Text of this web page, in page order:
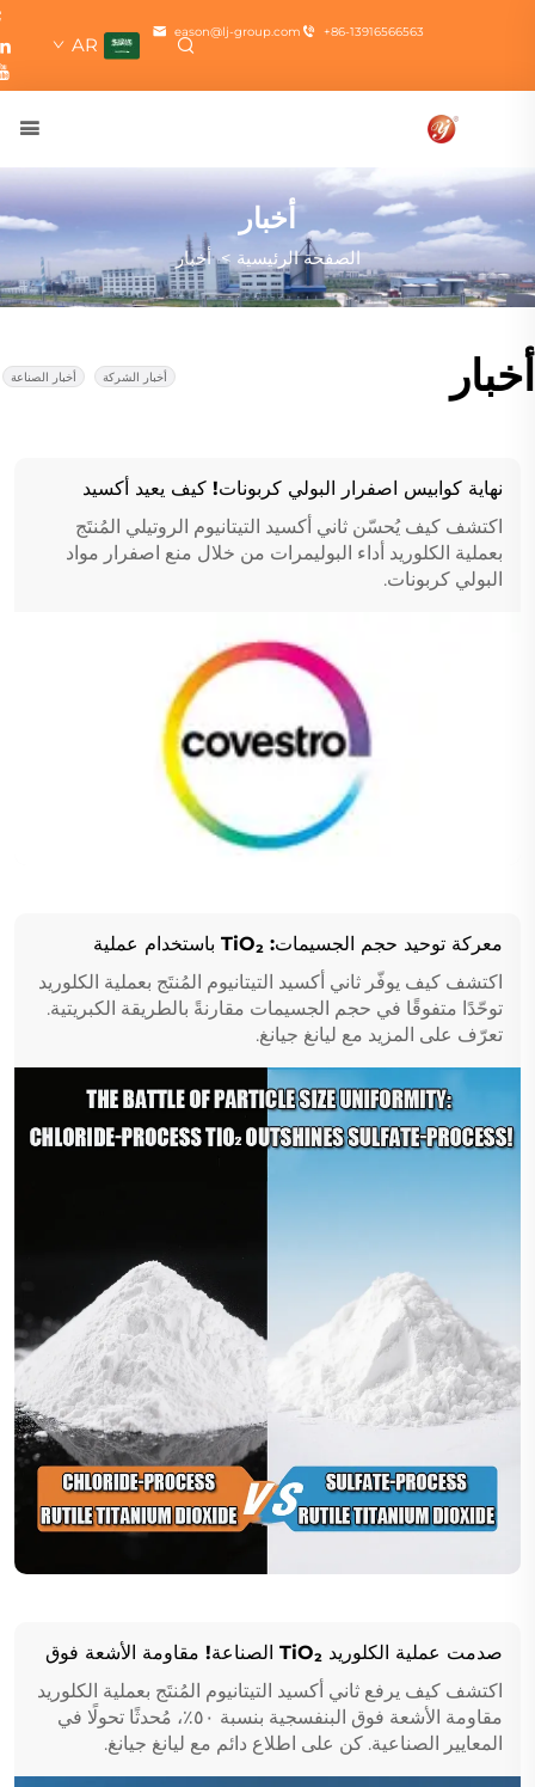
+86-13916566563
eason@lj-group.com
AR
أخبار
الصفحة الرئيسية >أخبار
أخبار أخبار الشركة أخبار الصناعة
نهاية كوابيس اصفرار البولي كربونات! كيف يعيد أكسيد
التيتانيوم من نوع rutile المُصنَّع بطريقة الكلوريد تشكيل
أداء البوليمرات؟
اكتشف كيف يُحسّن ثاني أكسيد التيتانيوم الروتيلي المُنتَج
بعملية الكلوريد أداء البوليمرات من خلال منع اصفرار مواد
البولي كربونات.
معركة توحيد حجم الجسيمات: TiO₂ باستخدام عملية
الكلوريد يتفوق على عملية الكبريتات!
اكتشف كيف يوفّر ثاني أكسيد التيتانيوم المُنتَج بعملية الكلوريد
توحّدًا متفوقًا في حجم الجسيمات مقارنةً بالطريقة الكبريتية.
تعرّف على المزيد مع ليانغ جيانغ.
صدمت عملية الكلوريد TiO₂ الصناعة! مقاومة الأشعة فوق
البنفسجية ارتفعت بنسبة 50%!
اكتشف كيف يرفع ثاني أكسيد التيتانيوم المُنتَج بعملية الكلوريد
مقاومة الأشعة فوق البنفسجية بنسبة ٥٠٪، مُحدثًا تحولًا في
المعايير الصناعية. كن على اطلاع دائم مع ليانغ جيانغ.